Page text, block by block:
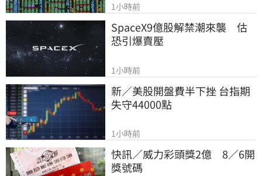
1小時前
SpaceX9億股解禁潮來襲　估
恐引爆賣壓
1小時前
新／美股開盤費半下挫 台指期
失守44000點
1小時前
快訊／威力彩頭獎2億　8／6開
獎號碼